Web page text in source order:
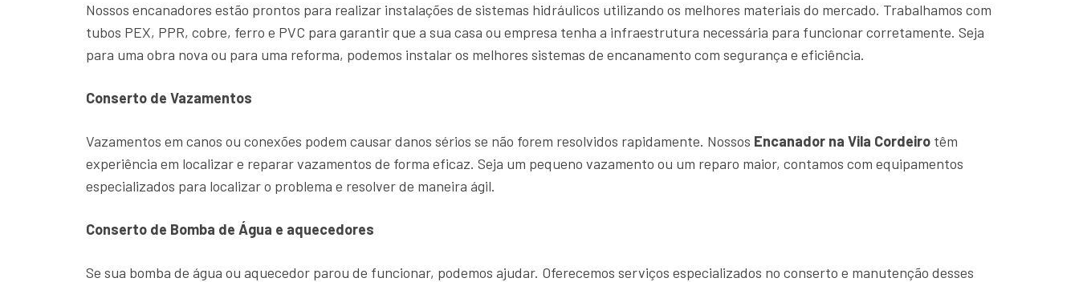
Nossos encanadores estão prontos para realizar instalações de sistemas hidráulicos utilizando os melhores materiais do mercado. Trabalhamos com
tubos PEX, PPR, cobre, ferro e PVC para garantir que a sua casa ou empresa tenha a infraestrutura necessária para funcionar corretamente. Seja
para uma obra nova ou para uma reforma, podemos instalar os melhores sistemas de encanamento com segurança e eficiência.
Conserto de Vazamentos
Vazamentos em canos ou conexões podem causar danos sérios se não forem resolvidos rapidamente. Nossos Encanador na Vila Cordeiro têm
experiência em localizar e reparar vazamentos de forma eficaz. Seja um pequeno vazamento ou um reparo maior, contamos com equipamentos
especializados para localizar o problema e resolver de maneira ágil.
Conserto de Bomba de Água e aquecedores
Se sua bomba de água ou aquecedor parou de funcionar, podemos ajudar. Oferecemos serviços especializados no conserto e manutenção desses